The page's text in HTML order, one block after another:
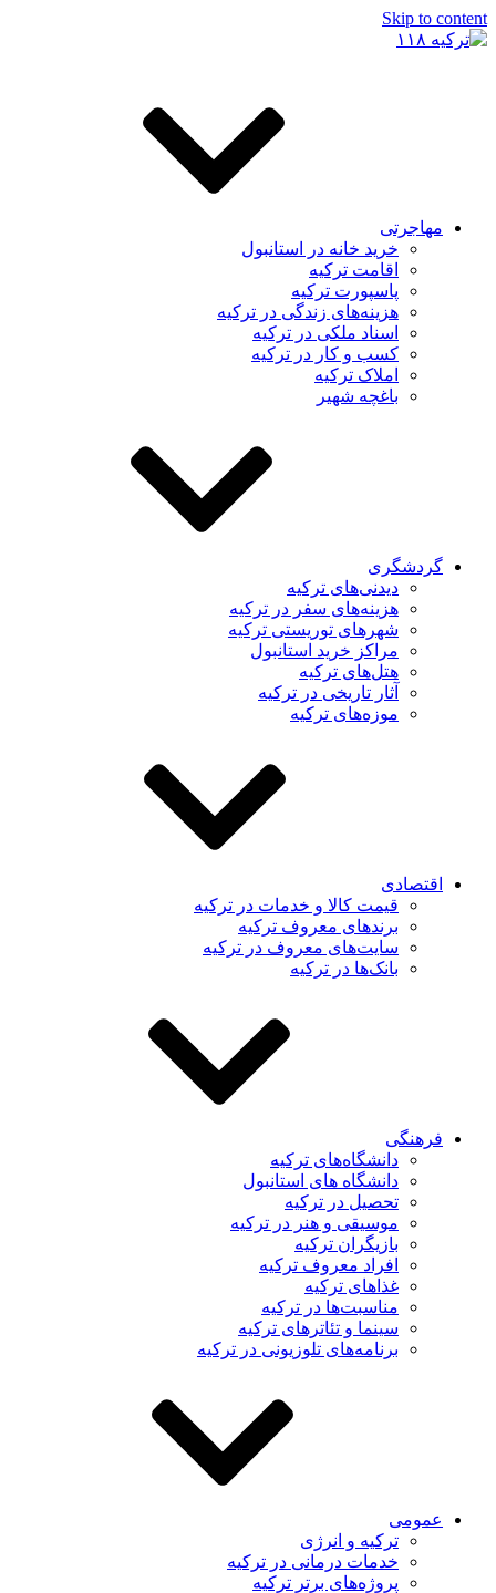
Skip
خرید خانه در استانبول
اقامت ترکیه
پاسپورت ترکیه
هزینه‌های زندگی در ترکیه
اسناد ملکی در ترکیه
کسب و کار در ترکیه
املاک ترکیه
باغچه شهیر
دیدنی‌های ترکیه
هزینه‌های سفر در ترکیه
شهرهای توریستی ترکیه
مراکز خرید استانبول
هتل‌های ترکیه
آثار تاریخی در ترکیه
موزه‌های ترکیه
قیمت کالا و خدمات در ترکیه
برندهای معروف ترکیه
سایت‌های معروف در ترکیه
بانک‌ها در ترکیه
دانشگاه‌های ترکیه
دانشگاه های استانبول
تحصیل در ترکیه
موسیقی و هنر در ترکیه
بازیگران ترکیه
افراد معروف ترکیه
غذاهای ترکیه
مناسبت‌ها در ترکیه
سینما و تئاترهای ترکیه
برنامه‌های تلوزیونی در ترکیه
ترکیه و انرژی
خدمات درمانی در ترکیه
پروژه‌های برتر ترکیه